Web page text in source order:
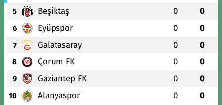
5 Beşiktaş 0 0
6 Eyüpspor 0 0
7 Galatasaray 0 0
8 Çorum FK 0 0
9 Gaziantep FK 0 0
10 Alanyaspor 0 0